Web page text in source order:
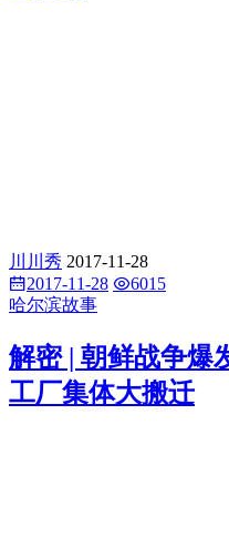
川川秀 2017-11-28
2017-11-28
6015
哈尔滨故事
解密 | 朝鲜战争爆
工厂集体大搬迁